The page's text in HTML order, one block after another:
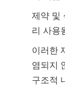
제약 및
리 사용
이러한
염되지
구조적